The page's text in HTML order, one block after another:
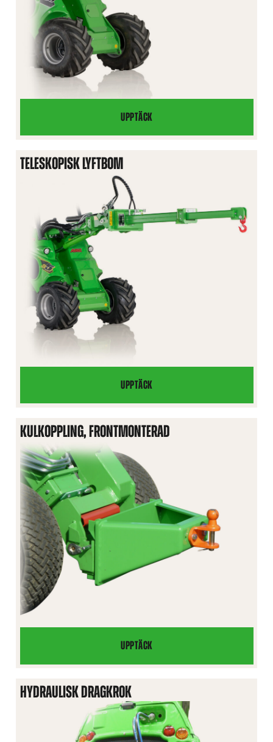
UPPTÄCK
LYFTBOM
TELESKOPISK LYFTBOM
UPPTÄCK
TELESKOPISK
LYFTBOM
KULKOPPLING, FRONTMONTERAD
UPPTÄCK
KULKOPPLING,
FRONTMONTERAD
HYDRAULISK DRAGKROK